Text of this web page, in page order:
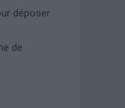
déposer
de